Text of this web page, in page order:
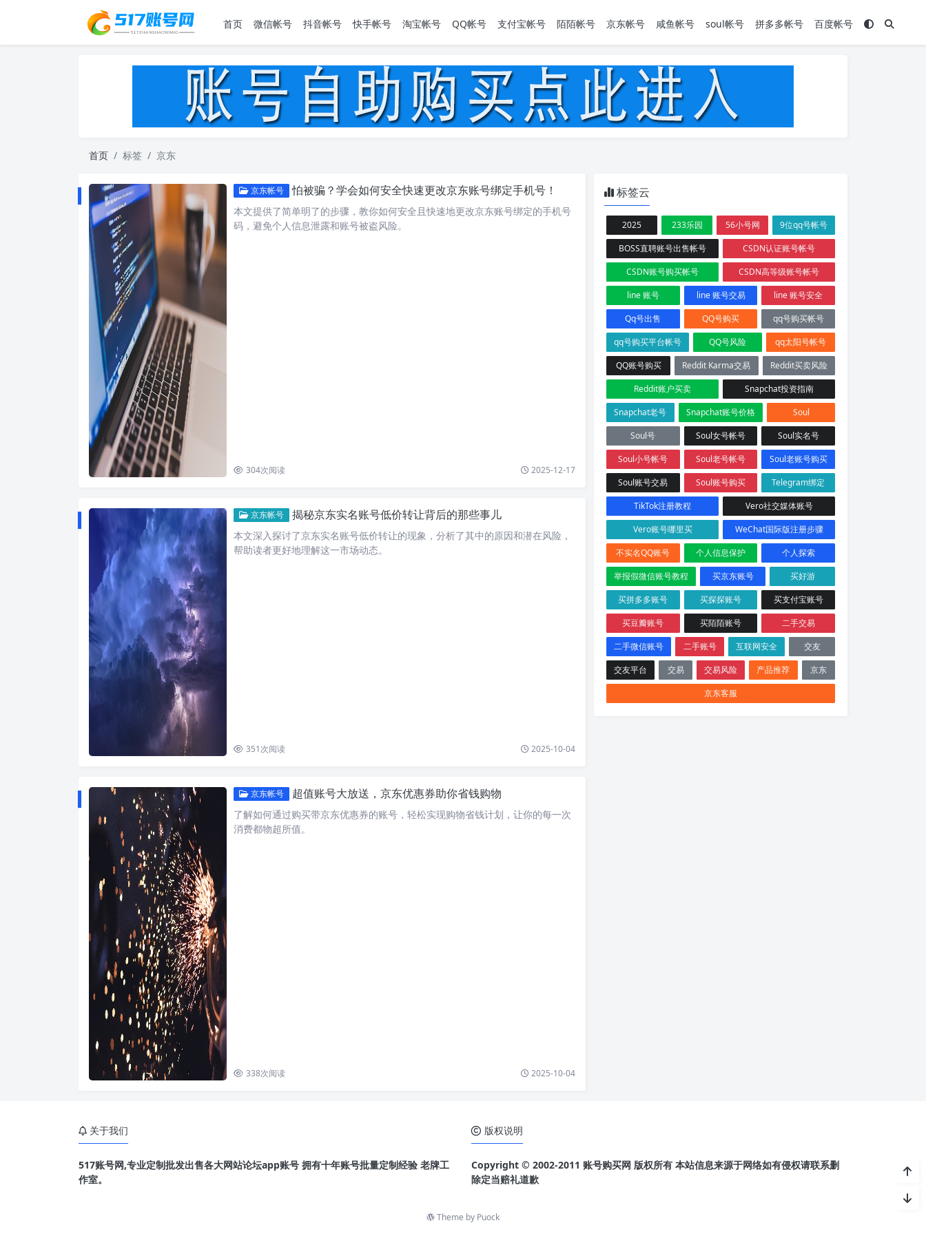
首页 微信帐号 抖音帐号 快手帐号 淘宝帐号 QQ帐号 支付宝帐号 陌陌帐号 京东帐号 咸鱼帐号 soul帐号 拼多多帐号 百度帐号
首页 标签 京东
京东帐号 怕被骗？学会如何安全快速更改京东账号绑定手机号！
本文提供了简单明了的步骤，教你如何安全且快速地更改京东账号绑定的手机号
码，避免个人信息泄露和账号被盗风险。
304次阅读 2025-12-17
京东帐号 揭秘京东实名账号低价转让背后的那些事儿
本文深入探讨了京东实名账号低价转让的现象，分析了其中的原因和潜在风险，
帮助读者更好地理解这一市场动态。
351次阅读 2025-10-04
京东帐号 超值账号大放送，京东优惠券助你省钱购物
了解如何通过购买带京东优惠券的账号，轻松实现购物省钱计划，让你的每一次
消费都物超所值。
338次阅读 2025-10-04
标签云
2025 233乐园 56小号网
9位qq号帐号
BOSS直聘账号出售帐号
CSDN认证账号帐号
CSDN账号购买帐号
CSDN高等级账号帐号
line 账号
line 账号交易
line 账号安全
Qq号出售
QQ号购买
qq号购买帐号
qq号购买平台帐号
QQ号风险
qq太阳号帐号
QQ账号购买
Reddit Karma交易
Reddit买卖风险
Reddit账户买卖
Snapchat投资指南
Snapchat老号
Snapchat账号价格
Soul
Soul号
Soul女号帐号
Soul实名号
Soul小号帐号
Soul老号帐号
Soul老账号购买
Soul账号交易
Soul账号购买
Telegram绑定
TikTok注册教程
Vero社交媒体账号
Vero账号哪里买
WeChat国际版注册步骤
不实名QQ账号
个人信息保护
个人探索
举报假微信账号教程
买京东账号
买好游
买拼多多账号
买探探账号
买支付宝账号
买豆瓣账号
买陌陌账号
二手交易
二手微信账号
二手账号 互联网安全
交友
交友平台
交易 交易风险 产品推荐
京东
京东客服
关于我们
517账号网,专业定制批发出售各大网站论坛app账号 拥有十年账号批量定制经验 老牌工
作室。
版权说明
Copyright © 2002-2011 账号购买网 版权所有 本站信息来源于网络如有侵权请联系删
除定当赔礼道歉
Theme by Puock